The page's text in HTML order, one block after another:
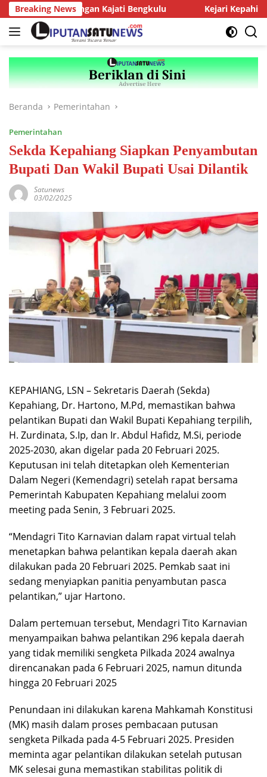
Langsung
ke
konten
Breaking News
dengan Kajati Bengkulu Kejari Kepahiang
Beranda Pemerintahan
Pemerintahan
Sekda Kepahiang Siapkan Penyambutan
Bupati Dan Wakil Bupati Usai Dilantik
Satunews
03/02/2025
KEPAHIANG, LSN – Sekretaris Daerah (Sekda)
Kepahiang, Dr. Hartono, M.Pd, memastikan bahwa
pelantikan Bupati dan Wakil Bupati Kepahiang terpilih,
H. Zurdinata, S.Ip, dan Ir. Abdul Hafidz, M.Si, periode
2025-2030, akan digelar pada 20 Februari 2025.
Keputusan ini telah ditetapkan oleh Kementerian
Dalam Negeri (Kemendagri) setelah rapat bersama
Pemerintah Kabupaten Kepahiang melalui zoom
meeting pada Senin, 3 Februari 2025.
“Mendagri Tito Karnavian dalam rapat virtual telah
menetapkan bahwa pelantikan kepala daerah akan
dilakukan pada 20 Februari 2025. Pemkab saat ini
sedang menyiapkan panitia penyambutan pasca
pelantikan,” ujar Hartono.
Dalam pertemuan tersebut, Mendagri Tito Karnavian
menyampaikan bahwa pelantikan 296 kepala daerah
yang tidak memiliki sengketa Pilkada 2024 awalnya
direncanakan pada 6 Februari 2025, namun ditunda
hingga 20 Februari 2025
Penundaan ini dilakukan karena Mahkamah Konstitusi
(MK) masih dalam proses pembacaan putusan
sengketa Pilkada pada 4-5 Februari 2025. Presiden
meminta agar pelantikan dilakukan setelah putusan
MK selesai guna memastikan stabilitas politik di